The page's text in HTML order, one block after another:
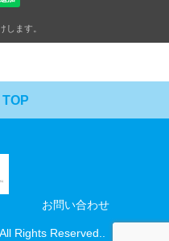
します。
TOP
お問い合わせ
Rights Reserved..